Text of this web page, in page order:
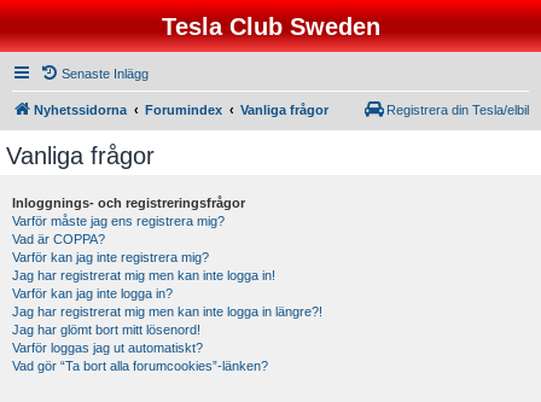
Tesla Club Sweden
Senaste Inlägg
Nyhetssidorna Forumindex Vanliga frågor Registrera din Tesla/elbil
Vanliga frågor
Inloggnings- och registreringsfrågor
Varför måste jag ens registrera mig?
Vad är COPPA?
Varför kan jag inte registrera mig?
Jag har registrerat mig men kan inte logga in!
Varför kan jag inte logga in?
Jag har registrerat mig men kan inte logga in längre?!
Jag har glömt bort mitt lösenord!
Varför loggas jag ut automatiskt?
Vad gör “Ta bort alla forumcookies”-länken?